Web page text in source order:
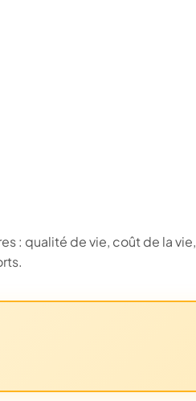
: qualité de vie, coût de la vie,